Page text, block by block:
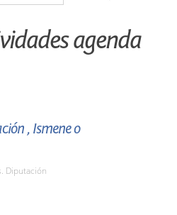
agenda
, Ismene o
Diputación